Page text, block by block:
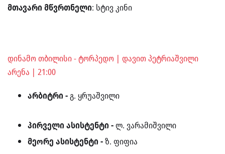
მთავარი მწვრთნელი: სტივ კინი
დინამო თბილისი - ტორპედო | დავით პეტრიაშვილი
არენა | 21:00
არბიტრი -გ. ყრუაშვილი
პირველი ასისტენტი -ლ. ვარამიშვილი
მეორე ასისტენტი -ზ. ფიფია